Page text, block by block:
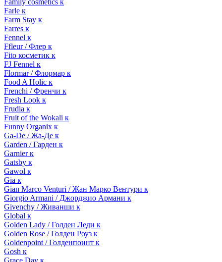
Family cosmetics к
Farle к
Farm Stay к
Farres к
Fennel к
Ffleur / Флер к
Fito косметик к
FJ Fennel к
Flormar / Флормар к
Food A Holic к
Frenchi / Френчи к
Fresh Look к
Frudia к
Fruit of the Wokali к
Funny Organix к
Ga-De / Жа-Де к
Garden / Гарден к
Garnier к
Gatsby к
Gawol к
Gia к
Gian Marco Venturi / Жан Марко Вентури к
Giorgio Armani / Джорджио Армани к
Givenchy / Живанши к
Global к
Golden Lady / Голден Леди к
Golden Rose / Голден Роуз к
Goldenpoint / Голденпоинт к
Gosh к